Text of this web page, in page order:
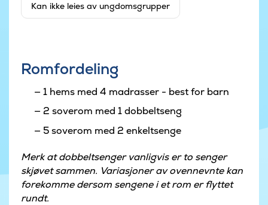
Kan ikke leies av ungdomsgrupper
Romfordeling
1 hems med 4 madrasser - best for barn
2 soverom med 1 dobbeltseng
5 soverom med 2 enkeltsenge
Merk at dobbeltsenger vanligvis er to senger
skjøvet sammen. Variasjoner av ovennevnte kan
forekomme dersom sengene i et rom er flyttet
rundt.